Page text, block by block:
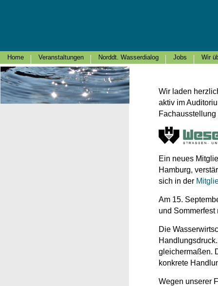
Home Veranstaltungen Norddt. Wasserdialog Jobs Wir
Wir laden
aktiv im
Ein neues
Hamburg,
sich in der
Am 15.
und
Die
gleichermaßen.
konkrete
Wegen unserer